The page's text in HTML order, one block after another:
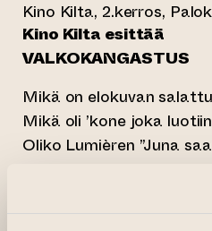
Kino Kilta, 2.kerros,
Kino Kilta esittää
VALKOKANGASTUS
Mikä on elokuvan
Mikä oli ’kone joka
Oliko Lumièren ”Juna
Teos on sävyltään